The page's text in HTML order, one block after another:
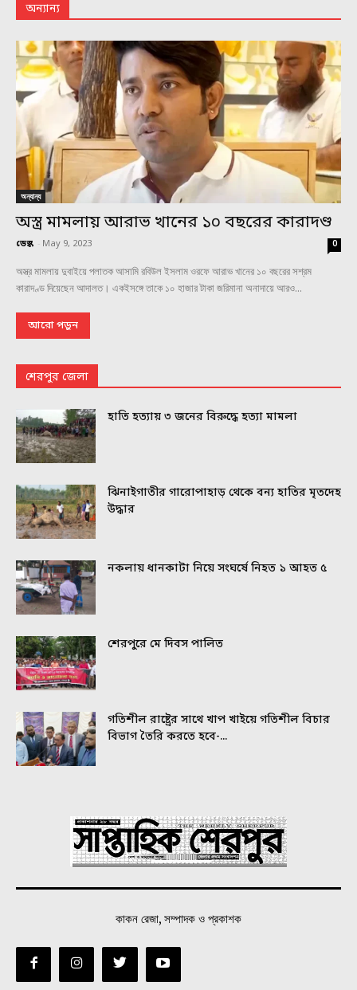
অন্যান্য
অন্যান্য
অস্ত্র মামলায় আরাভ খানের ১০ বছরের কারাদণ্ড
ডেস্ক - May 9, 2023 0
অস্ত্র মামলায় দুবাইয়ে পলাতক আসামি রবিউল ইসলাম ওরফে আরাভ খানের ১০ বছরের সশ্রম
কারাদণ্ড দিয়েছেন আদালত। একইসঙ্গে তাকে ১০ হাজার টাকা জরিমানা অনাদায়ে আরও...
আরো পড়ুন
শেরপুর জেলা
হাতি হত্যায় ৩ জনের বিরুদ্ধে হত্যা মামলা
ঝিনাইগাতীর গারোপাহাড় থেকে বন্য হাতির মৃতদেহ
উদ্ধার
নকলায় ধানকাটা নিয়ে সংঘর্ষে নিহত ১ আহত ৫
শেরপুরে মে দিবস পালিত
গতিশীল রাষ্ট্রের সাথে খাপ খাইয়ে গতিশীল বিচার
বিভাগ তৈরি করতে হবে-...
কাকন রেজা, সম্পাদক ও প্রকাশক